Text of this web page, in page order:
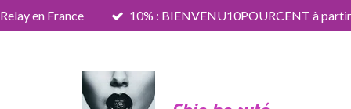
en France 10% : BIENVENU10POURCENT à